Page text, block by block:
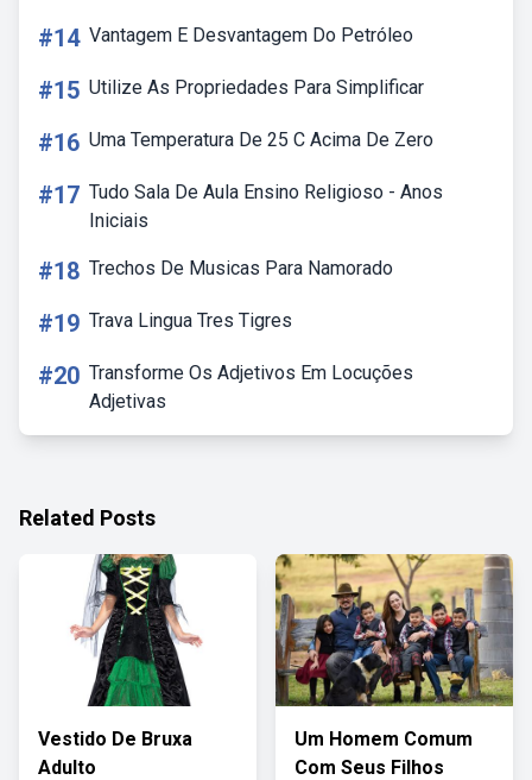
#14 Vantagem E Desvantagem Do Petróleo
#15 Utilize As Propriedades Para Simplificar
#16 Uma Temperatura De 25 C Acima De Zero
#17 Tudo Sala De Aula Ensino Religioso - Anos
Iniciais
#18 Trechos De Musicas Para Namorado
#19 Trava Lingua Tres Tigres
#20 Transforme Os Adjetivos Em Locuções
Adjetivas
Related Posts
Vestido De Bruxa
Adulto
Um Homem Comum
Com Seus Filhos